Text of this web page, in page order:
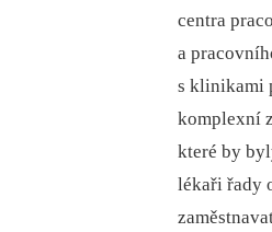
centra
a
s klinikami
komplexní
které by
lékaři řady